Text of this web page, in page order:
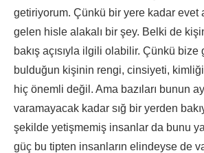
getiriyorum. Çünkü bir yere kadar evet
gelen hisle alakalı bir şey. Belki de
bakış açısıyla ilgili olabilir. Çünkü
bulduğun kişinin rengi, cinsiyeti,
hiç önemli değil. Ama bazıları bunun
varamayacak kadar sığ bir yerden
şekilde yetişmemiş insanlar da bunu
güç bu tipten insanların elindeyse de